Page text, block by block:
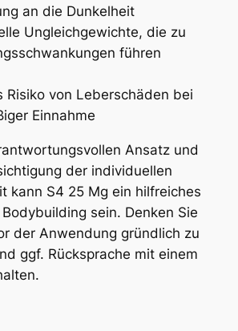
an die Dunkelheit
Ungleichgewichte, die zu
führen
Risiko von Leberschäden bei
Einnahme
Ansatz und
der individuellen
kann S4 25 Mg ein hilfreiches
sein. Denken Sie
der Anwendung gründlich zu
ggf. Rücksprache mit einem